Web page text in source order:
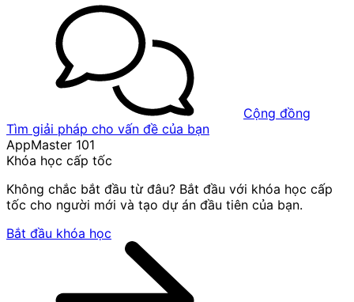
Cộng đồng
Tìm giải pháp cho vấn đề của bạn
AppMaster 101
Khóa học cấp tốc
Không chắc bắt đầu từ đâu? Bắt đầu với khóa học cấp
tốc cho người mới và tạo dự án đầu tiên của bạn.
Bắt đầu khóa học